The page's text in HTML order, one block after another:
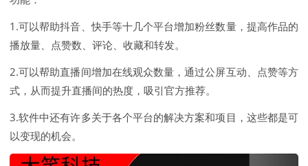
1.可以帮助抖音、快手等十几个平台增加粉丝数量，提高作品的
播放量、点赞数、评论、收藏和转发。
2.可以帮助直播间增加在线观众数量，通过公屏互动、点赞等方
式，从而提升直播间的热度，吸引官方推荐。
3.软件中还有许多关于各个平台的解决方案和项目，这些都是可
以变现的机会。